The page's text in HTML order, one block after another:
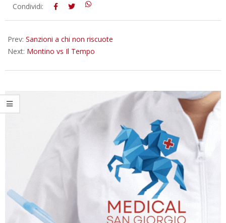
2014-
Condividi:
Prev: Sanzioni a chi non riscuote
Next: Montino vs Il Tempo